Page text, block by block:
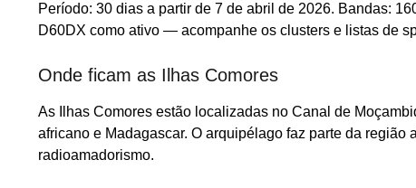
Período: 30 dias a partir de 7 de abril de 2026. Bandas:
D60DX como ativo — acompanhe os clusters e listas de
Onde ficam as Ilhas Comores
As Ilhas Comores estão localizadas no Canal de
africano e Madagascar. O arquipélago faz parte da
radioamadorismo.